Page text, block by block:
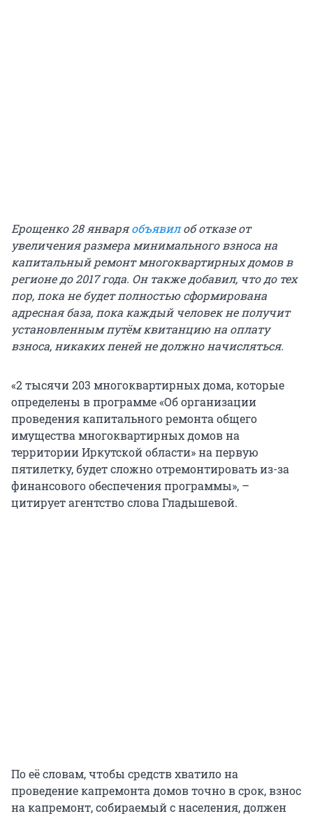
Ерощенко 28 январяобъявилоб отказе от
увеличения размера минимального взноса на
капитальный ремонт многоквартирных домов в
регионе до 2017 года. Он также добавил, что до тех
пор, пока не будет полностью сформирована
адресная база, пока каждый человек не получит
установленным путём квитанцию на оплату
взноса, никаких пеней не должно начисляться.
«2 тысячи 203 многоквартирных дома, которые
определены в программе «Об организации
проведения капитального ремонта общего
имущества многоквартирных домов на
территории Иркутской области» на первую
пятилетку, будет сложно отремонтировать из-за
финансового обеспечения программы», –
цитирует агентство слова Гладышевой.
По её словам, чтобы средств хватило на
проведение капремонта домов точно в срок, взнос
на капремонт, собираемый с населения, должен